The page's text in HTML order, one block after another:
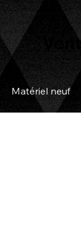
Matériel neuf